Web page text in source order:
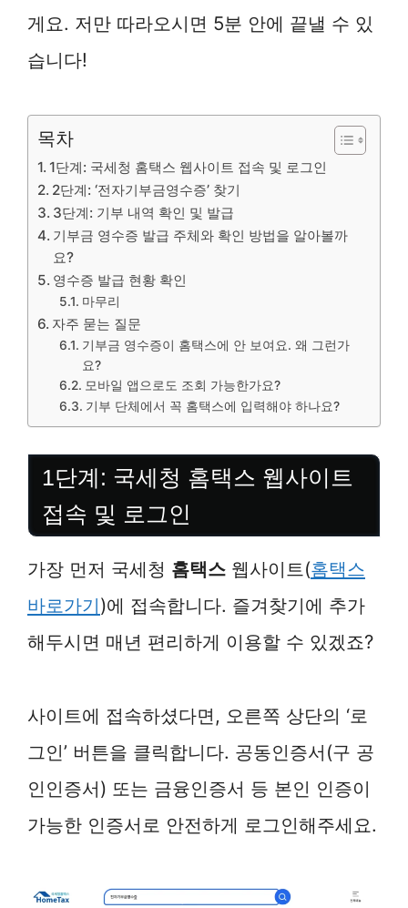
게요. 저만 따라오시면 5분 안에 끝낼 수 있
습니다!
목차
1단계: 국세청 홈택스 웹사이트 접속 및 로그인
2단계: ‘전자기부금영수증’ 찾기
3단계: 기부 내역 확인 및 발급
기부금 영수증 발급 주체와 확인 방법을 알아볼까
요?
영수증 발급 현황 확인
마무리
자주 묻는 질문
기부금 영수증이 홈택스에 안 보여요. 왜 그런가
요?
모바일 앱으로도 조회 가능한가요?
기부 단체에서 꼭 홈택스에 입력해야 하나요?
1단계: 국세청 홈택스 웹사이트
접속 및 로그인
가장 먼저 국세청 홈택스 웹사이트(홈택스
바로가기)에 접속합니다. 즐겨찾기에 추가
해두시면 매년 편리하게 이용할 수 있겠죠?
사이트에 접속하셨다면, 오른쪽 상단의 ‘로
그인’ 버튼을 클릭합니다. 공동인증서(구 공
인인증서) 또는 금융인증서 등 본인 인증이
가능한 인증서로 안전하게 로그인해주세요.